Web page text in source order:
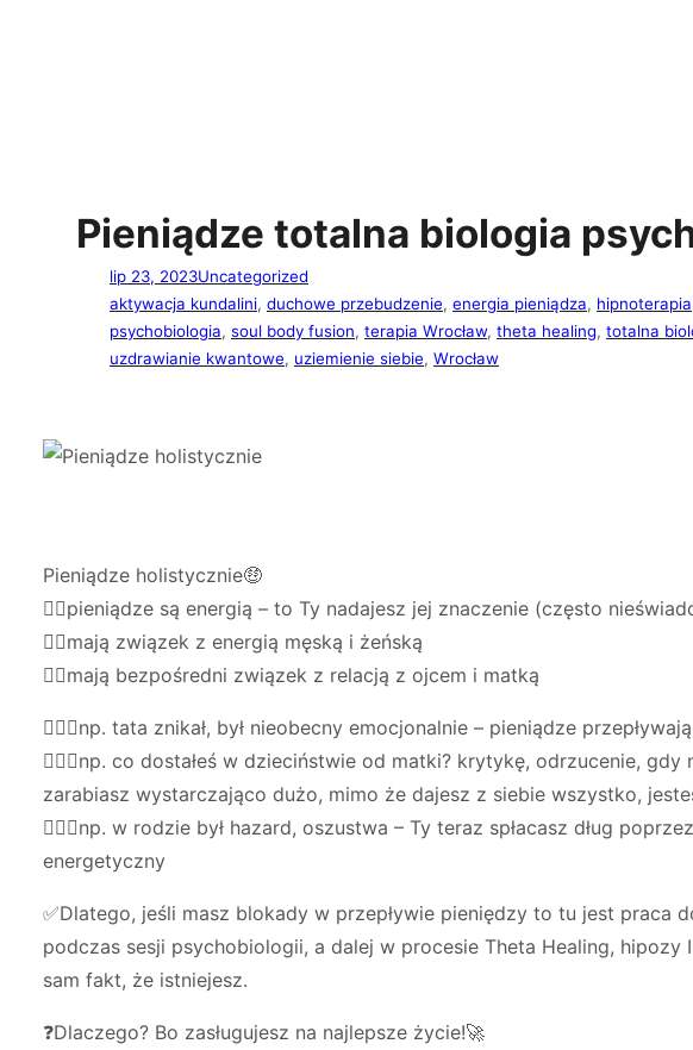
Pieniądze totalna biologia
lip 23, 2023Uncategorized
aktywacja kundalini, duchowe przebudzenie, energia pieniądza, hipnoterapia
psychobiologia, soul body fusion, terapia Wrocław, theta healing, totalna
uzdrawianie kwantowe, uziemienie siebie, Wrocław
Pieniądze holistycznie🤑
👉🏻pieniądze są energią – to Ty nadajesz jej znaczenie (często
👉🏻mają związek z energią męską i żeńską
👉🏻mają bezpośredni związek z relacją z ojcem i matką
🧚🏻‍♀️np. tata znikał, był nieobecny emocjonalnie – pieniądze
🧚🏻‍♀️np. co dostałeś w dzieciństwie od matki? krytykę, odrzucenie, gdy
zarabiasz wystarczająco dużo, mimo że dajesz z siebie wszystko,
🧚🏻‍♀️np. w rodzie był hazard, oszustwa – Ty teraz spłacasz dług
energetyczny
✅Dlatego, jeśli masz blokady w przepływie pieniędzy to tu jest
podczas sesji psychobiologii, a dalej w procesie Theta Healing,
sam fakt, że istniejesz.
❓Dlaczego? Bo zasługujesz na najlepsze życie!🚀